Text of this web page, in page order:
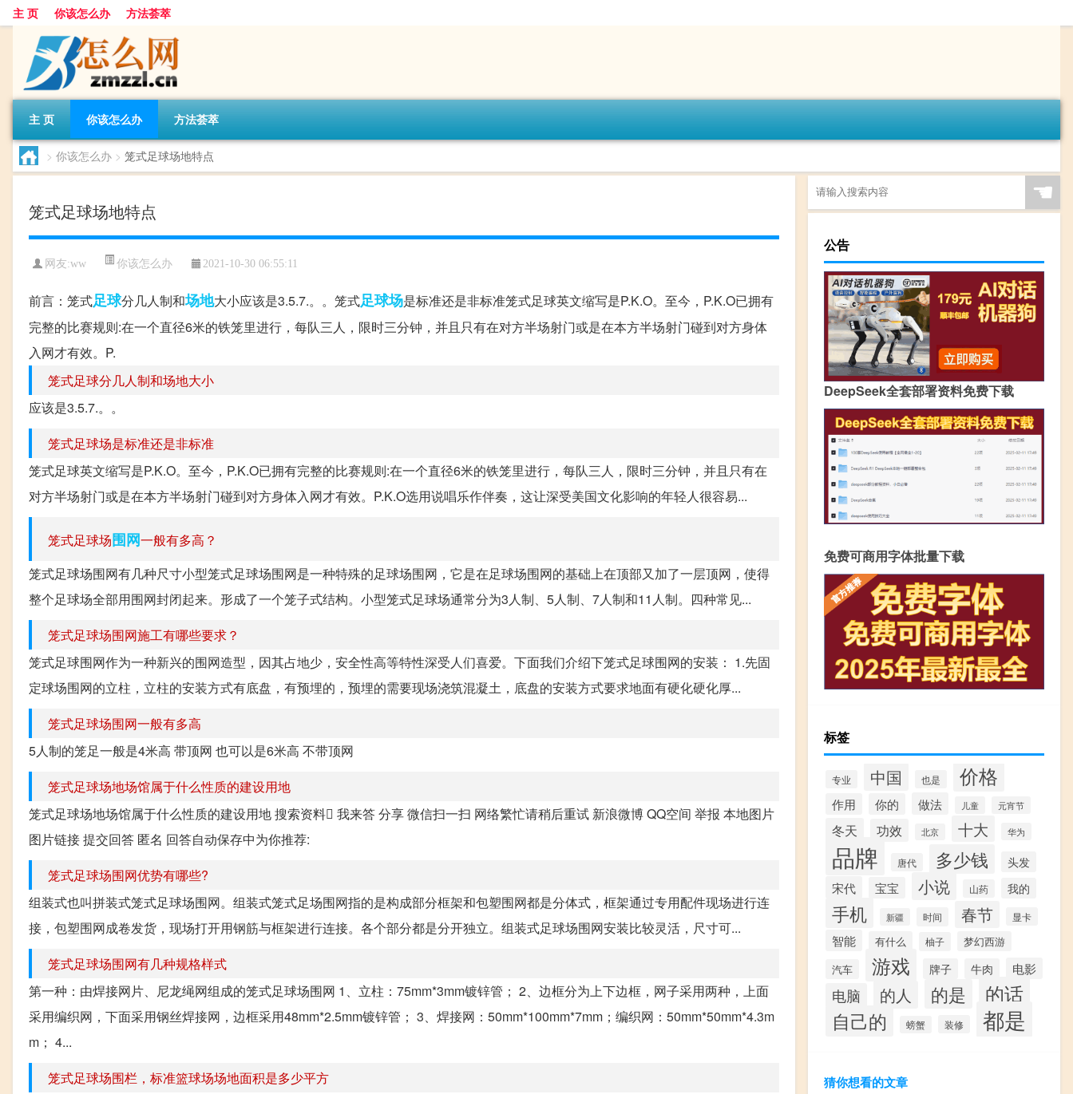
主 页 你该怎么办 方法荟萃
主 页 你该怎么办 方法荟萃
> 你该怎么办 > 笼式足球场地特点
笼式足球场地特点
网友:ww 你该怎么办 2021-10-30 06:55:11
前言：笼式足球分几人制和场地大小应该是3.5.7.。。笼式足球场是标准还是非标准笼式足球英文缩写是P.K.O。至今，P.K.O已拥有
完整的比赛规则:在一个直径6米的铁笼里进行，每队三人，限时三分钟，并且只有在对方半场射门或是在本方半场射门碰到对方身体
入网才有效。P.
笼式足球分几人制和场地大小
应该是3.5.7.。。
笼式足球场是标准还是非标准
笼式足球英文缩写是P.K.O。至今，P.K.O已拥有完整的比赛规则:在一个直径6米的铁笼里进行，每队三人，限时三分钟，并且只有在
对方半场射门或是在本方半场射门碰到对方身体入网才有效。P.K.O选用说唱乐作伴奏，这让深受美国文化影响的年轻人很容易...
笼式足球场围网一般有多高？
笼式足球场围网有几种尺寸小型笼式足球场围网是一种特殊的足球场围网，它是在足球场围网的基础上在顶部又加了一层顶网，使得
整个足球场全部用围网封闭起来。形成了一个笼子式结构。小型笼式足球场通常分为3人制、5人制、7人制和11人制。四种常见...
笼式足球场围网施工有哪些要求？
笼式足球围网作为一种新兴的围网造型，因其占地少，安全性高等特性深受人们喜爱。下面我们介绍下笼式足球围网的安装： 1.先固
定球场围网的立柱，立柱的安装方式有底盘，有预埋的，预埋的需要现场浇筑混凝土，底盘的安装方式要求地面有硬化硬化厚...
笼式足球场围网一般有多高
5人制的笼足一般是4米高 带顶网 也可以是6米高 不带顶网
笼式足球场地场馆属于什么性质的建设用地
笼式足球场地场馆属于什么性质的建设用地 搜索资料 我来答 分享 微信扫一扫 网络繁忙请稍后重试 新浪微博 QQ空间 举报 本地图片
图片链接 提交回答 匿名 回答自动保存中为你推荐:
笼式足球场围网优势有哪些?
组装式也叫拼装式笼式足球场围网。组装式笼式足场围网指的是构成部分框架和包塑围网都是分体式，框架通过专用配件现场进行连
接，包塑围网成卷发货，现场打开用钢筋与框架进行连接。各个部分都是分开独立。组装式足球场围网安装比较灵活，尺寸可...
笼式足球场围网有几种规格样式
第一种：由焊接网片、尼龙绳网组成的笼式足球场围网 1、立柱：75mm*3mm镀锌管； 2、边框分为上下边框，网子采用两种，上面
采用编织网，下面采用钢丝焊接网，边框采用48mm*2.5mm镀锌管； 3、焊接网：50mm*100mm*7mm；编织网：50mm*50mm*4.3m
m； 4...
笼式足球场围栏，标准篮球场场地面积是多少平方
☚
公告
DeepSeek全套部署资料免费下载
免费可商用字体批量下载
标签
专业 中国 也是 价格
作用 你的 做法 儿童 元宵节
冬天 功效 北京 十大 华为
品牌 唐代 多少钱 头发
宋代 宝宝 小说 山药 我的
手机 新疆 时间 春节 显卡
智能 有什么 柚子
梦幻西游
汽车
游戏 牌子 牛肉 电影
电脑 的人 的是 的话
自己的 螃蟹 装修 都是
猜你想看的文章